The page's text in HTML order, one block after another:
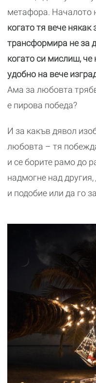
метафора. Началото
когато тя вече някак
трансформира не за
когато си мислиш, че
удобно на вече
Ама за любовта
е пирова победа?
И за какъв дявол
любовта – тя
и се борите рамо до
надмогне над
и подобие или да го